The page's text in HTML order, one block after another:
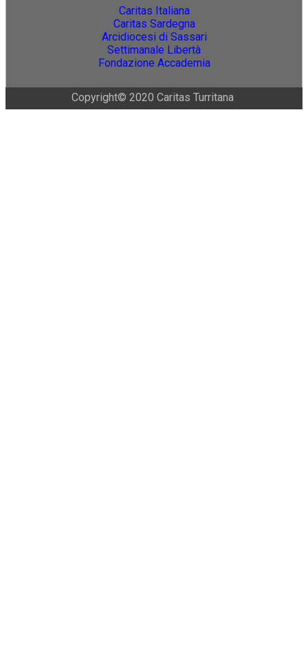
Caritas Italiana
Caritas Sardegna
Arcidiocesi di Sassari
Settimanale Libertà
Fondazione Accademia
Copyright© 2020 Caritas Turritana